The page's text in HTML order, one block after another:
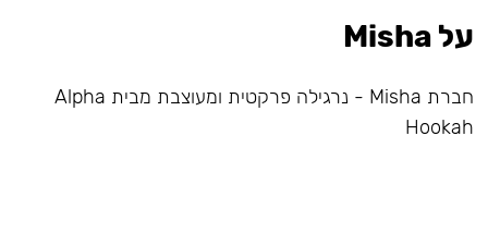
על Misha
חברת Misha - נרגילה פרקטית ומעוצבת מבית Alpha
Hookah